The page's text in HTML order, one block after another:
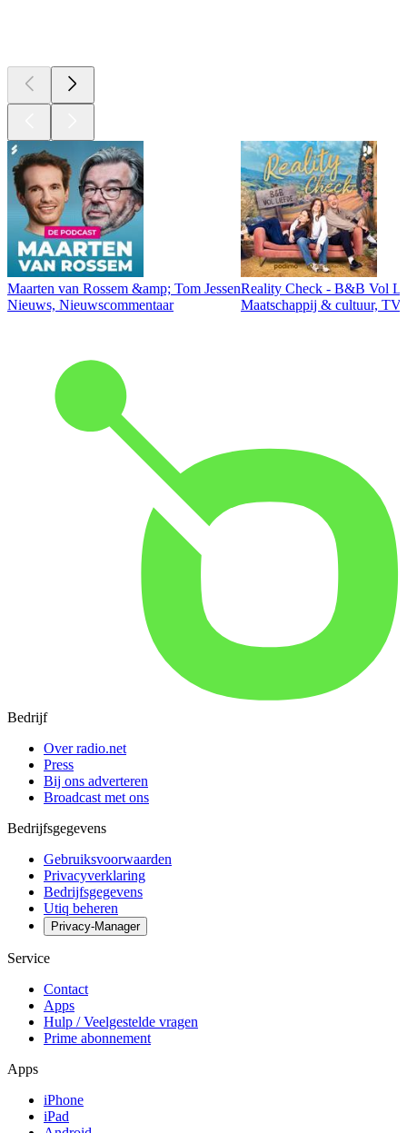
Maarten van Rossem &amp; Tom Jessen
Nieuws, Nieuwscommentaar
Reality Check - B&B Vol
Maatschappij & cultuur,
Bedrijf
Over radio.net
Press
Bij ons adverteren
Broadcast met ons
Bedrijfsgegevens
Gebruiksvoorwaarden
Privacyverklaring
Bedrijfsgegevens
Utiq beheren
Privacy-Manager
Service
Contact
Apps
Hulp / Veelgestelde vragen
Prime abonnement
Apps
iPhone
iPad